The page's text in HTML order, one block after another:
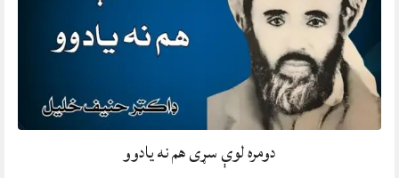
دومره لوې سړی هم نه يادوو